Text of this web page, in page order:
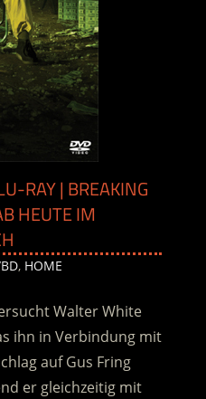
RAY | BREAKING
HEUTE IM
, HOME
Walter White
ihn in Verbindung mit
auf Gus Fring
er gleichzeitig mit